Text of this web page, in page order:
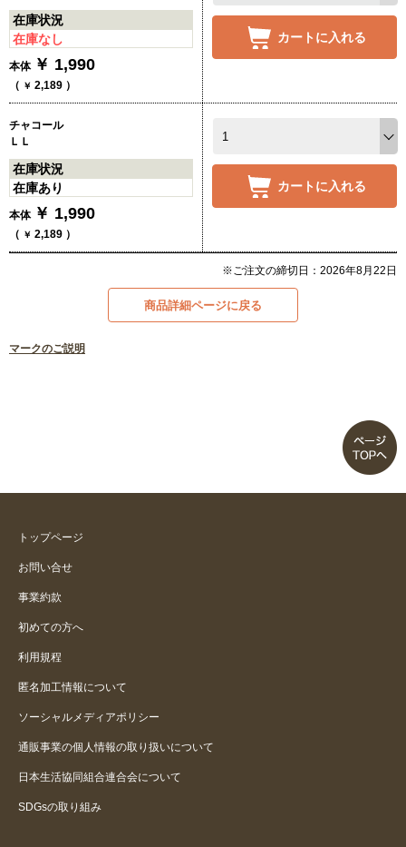
在庫状況
在庫なし
本体 ￥ 1,990
（ ￥ 2,189 ）
カートに入れる
チャコール
ＬＬ
在庫状況
在庫あり
本体 ￥ 1,990
（ ￥ 2,189 ）
カートに入れる
※ご注文の締切日：2026年8月22日
商品詳細ページに戻る
マークのご説明
トップページ
お問い合せ
事業約款
初めての方へ
利用規程
匿名加工情報について
ソーシャルメディアポリシー
通販事業の個人情報の取り扱いについて
日本生活協同組合連合会について
SDGsの取り組み